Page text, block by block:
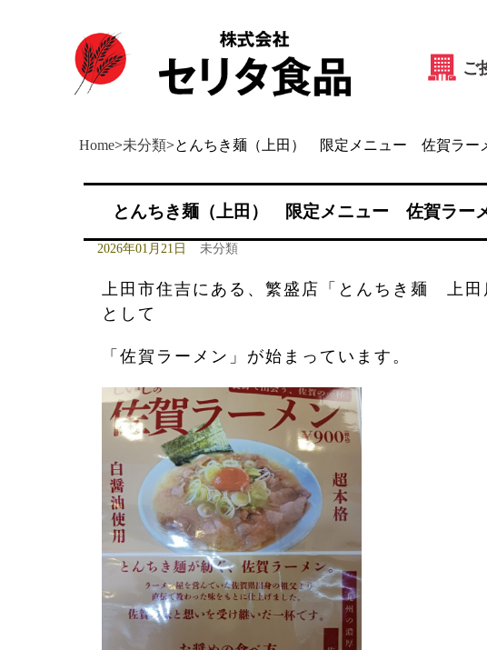
ご
Home>未分類>とんちき麺（上田） 限定メニュー 佐賀ラー
とんちき麺（上田） 限定メニュー 佐賀ラー
2026年01月21日 未分類
上田市住吉にある、繁盛店「とんちき麺 上
として
「佐賀ラーメン」が始まっています。